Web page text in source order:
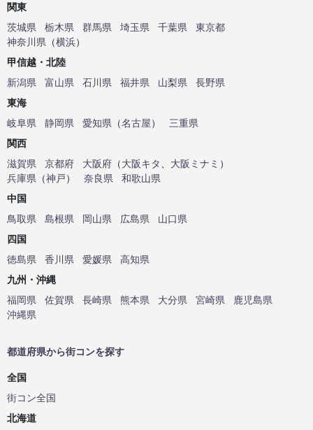
関東
茨城県
栃木県 群馬県 埼玉県 千葉県
東京都
神奈川県 （横浜）
甲信越・北陸
新潟県
富山県 石川県 福井県 山梨県
長野県
東海
岐阜県
静岡県 愛知県 （名古屋）
三重県
関西
滋賀県
京都府 大阪府 （大阪キタ 大阪ミナミ ）
兵庫県 （神戸） 奈良県
和歌山県
中国
鳥取県
島根県 岡山県 広島県
山口県
四国
徳島県
香川県 愛媛県
高知県
九州・沖縄
福岡県
佐賀県 長崎県 熊本県 大分県 宮崎県
鹿児島県
沖縄県
都道府県から街コンを探す
全国
街コン全国
北海道